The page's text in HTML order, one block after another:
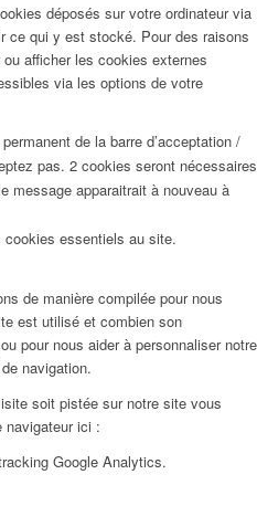
déposés sur votre ordinateur via
ce qui y est stocké. Pour des raisons
afficher les cookies externes
via les options de votre
de la barre d’acceptation /
pas. 2 cookies seront nécessaires
message apparaitrait à nouveau à
cookies essentiels au site.
de manière compilée pour nous
est utilisé et combien son
pour nous aider à personnaliser notre
navigation.
soit pistée sur notre site vous
navigateur ici :
Google Analytics.